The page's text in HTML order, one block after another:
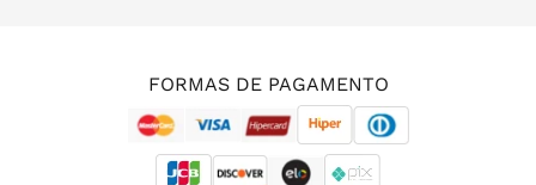
FORMAS DE PAGAMENTO